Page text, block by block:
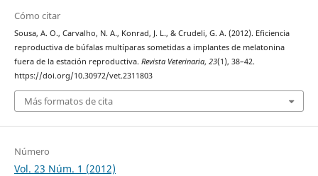
Cómo citar
Sousa, A. O., Carvalho, N. A., Konrad, J. L., & Crudeli, G. A. (2012). Eficiencia
reproductiva de búfalas multíparas sometidas a implantes de melatonina
fuera de la estación reproductiva. Revista Veterinaria, 23(1), 38–42.
https://doi.org/10.30972/vet.2311803
Más formatos de cita
Número
Vol. 23 Núm. 1 (2012)